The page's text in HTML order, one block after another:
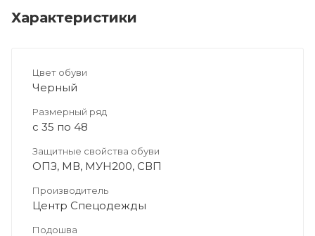
Характеристики
Цвет обуви
Черный
Размерный ряд
с 35 по 48
Защитные свойства обуви
ОПЗ, МВ, МУН200, СВП
Производитель
Центр Спецодежды
Подошва